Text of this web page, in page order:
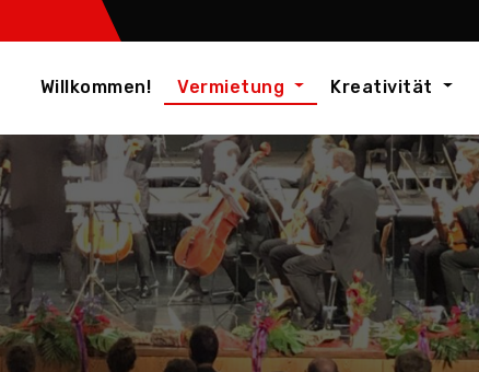
Willkommen! Vermietung Kreativität